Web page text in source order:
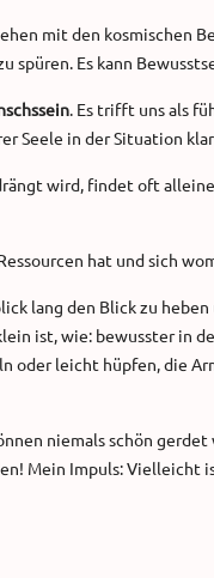
mit den kosmischen
spüren. Es kann
. Es trifft uns als
Seele in der Situation
wird, findet oft
hat und sich
lang den Blick zu
ist, wie: bewusster in
oder leicht hüpfen, die
niemals schön
Mein Impuls: Vielleicht